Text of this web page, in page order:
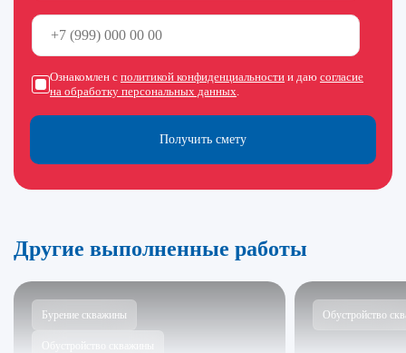
Получить смету
Ознакомлен с политикой конфиденциальности и даю согласие
на обработку персональных данных.
Другие выполненные работы
Бурение скважины
Обустройство скважины
Обустройство